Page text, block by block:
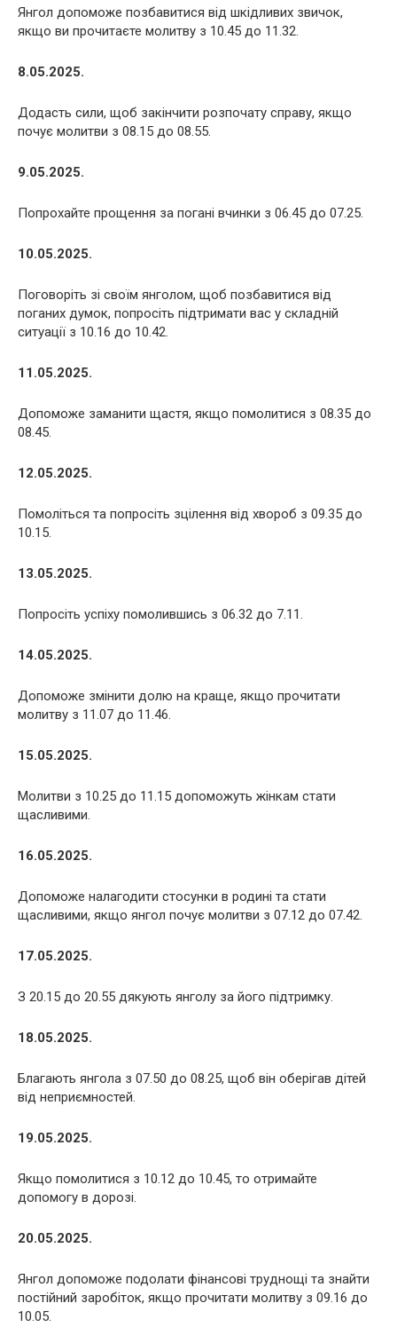
Янгол допоможе позбавитися від шкідливих звичок,
якщо ви прочитаєте молитву з 10.45 до 11.32.
8.05.2025.
Додасть сили, щоб закінчити розпочату справу, якщо
почує молитви з 08.15 до 08.55.
9.05.2025.
Попрохайте прощення за погані вчинки з 06.45 до 07.25.
10.05.2025.
Поговоріть зі своїм янголом, щоб позбавитися від
поганих думок, попросіть підтримати вас у складній
ситуації з 10.16 до 10.42.
11.05.2025.
Допоможе заманити щастя, якщо помолитися з 08.35 до
08.45.
12.05.2025.
Помоліться та попросіть зцілення від хвороб з 09.35 до
10.15.
13.05.2025.
Попросіть успіху помолившись з 06.32 до 7.11.
14.05.2025.
Допоможе змінити долю на краще, якщо прочитати
молитву з 11.07 до 11.46.
15.05.2025.
Молитви з 10.25 до 11.15 допоможуть жінкам стати
щасливими.
16.05.2025.
Допоможе налагодити стосунки в родині та стати
щасливими, якщо янгол почує молитви з 07.12 до 07.42.
17.05.2025.
З 20.15 до 20.55 дякують янголу за його підтримку.
18.05.2025.
Благають янгола з 07.50 до 08.25, щоб він оберігав дітей
від неприємностей.
19.05.2025.
Якщо помолитися з 10.12 до 10.45, то отримайте
допомогу в дорозі.
20.05.2025.
Янгол допоможе подолати фінансові труднощі та знайти
постійний заробіток, якщо прочитати молитву з 09.16 до
10.05.